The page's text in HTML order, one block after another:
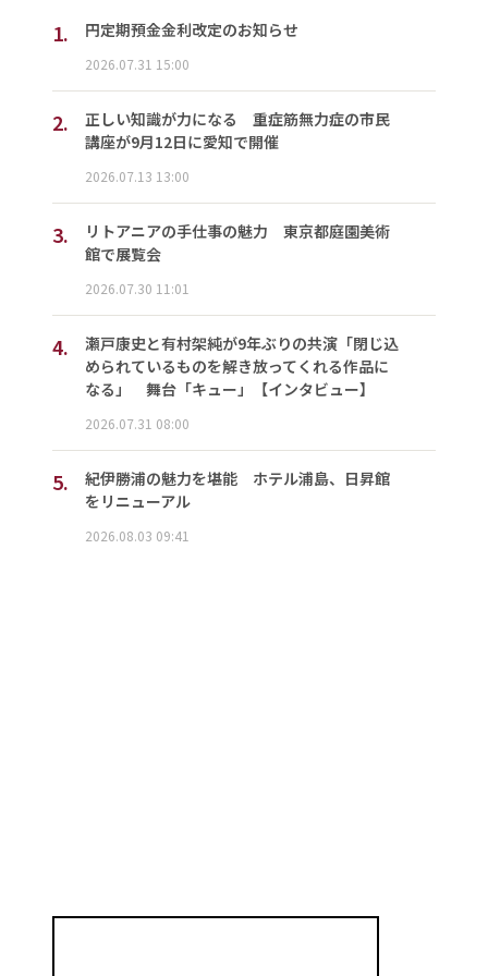
1.
円定期預金金利改定のお知らせ
2026.07.31 15:00
2.
正しい知識が力になる 重症筋無力症の市民
講座が9月12日に愛知で開催
2026.07.13 13:00
3.
リトアニアの手仕事の魅力 東京都庭園美術
館で展覧会
2026.07.30 11:01
4.
瀬戸康史と有村架純が9年ぶりの共演「閉じ込
められているものを解き放ってくれる作品に
なる」 舞台「キュー」【インタビュー】
2026.07.31 08:00
5.
紀伊勝浦の魅力を堪能 ホテル浦島、日昇館
をリニューアル
2026.08.03 09:41